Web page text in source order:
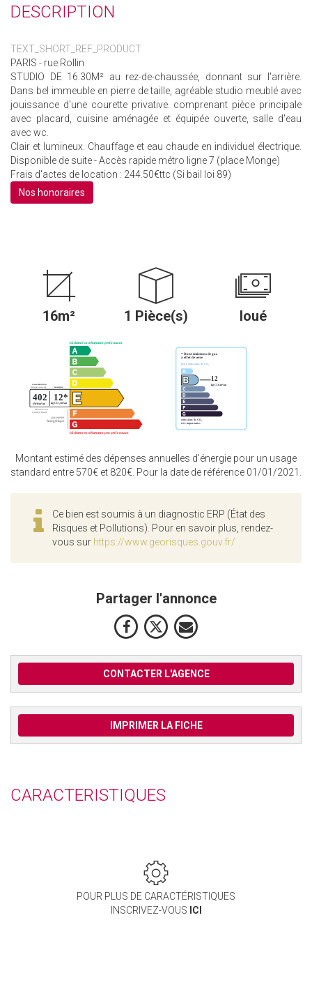
DESCRIPTION
TEXT_SHORT_REF_PRODUCT
PARIS - rue Rollin
STUDIO DE 16.30M² au rez-de-chaussée, donnant sur l'arrière.
Dans bel immeuble en pierre de taille, agréable studio meublé avec
jouissance d'une courette privative. comprenant pièce principale
avec placard, cuisine aménagée et équipée ouverte, salle d'eau
avec wc.
Clair et lumineux. Chauffage et eau chaude en individuel électrique.
Disponible de suite - Accès rapide métro ligne 7 (place Monge)
Frais d'actes de location : 244.50€ttc (Si bail loi 89)
Nos honoraires
16m² 1 Pièce(s) loué
Montant estimé des dépenses annuelles d'énergie pour un usage
standard entre 570€ et 820€. Pour la date de référence 01/01/2021.
Ce bien est soumis à un diagnostic ERP (État des
Risques et Pollutions). Pour en savoir plus, rendez-
vous sur https://www.georisques.gouv.fr/
Partager l'annonce
CONTACTER L'AGENCE
IMPRIMER LA FICHE
CARACTERISTIQUES
POUR PLUS DE CARACTÉRISTIQUES
INSCRIVEZ-VOUS ICI